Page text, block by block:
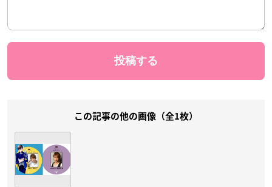
この記事の他の画像（全1枚）